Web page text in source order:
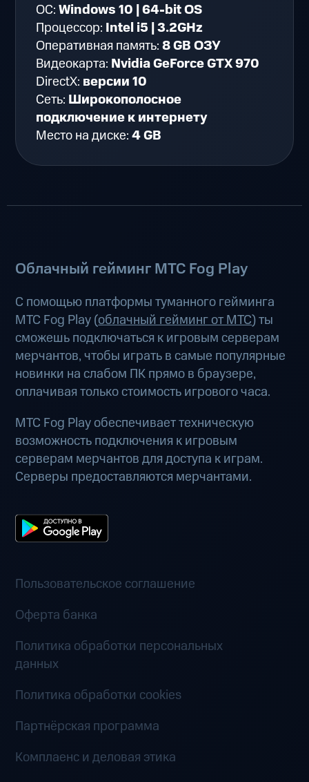
ОС:Windows 10 | 64-bit OS
Процессор: Intel i5 | 3.2GHz
Оперативная память:8 GB ОЗУ
Видеокарта: Nvidia GeForce GTX 970
DirectX: версии 10
Сеть: Широкополосное
подключение к интернету
Место на диске:4 GB
Облачный гейминг МТС Fog Play
С помощью платформы туманного гейминга
МТС Fog Play (облачный гейминг от МТС) ты
сможешь подключаться к игровым серверам
мерчантов, чтобы играть в самые популярные
новинки на слабом ПК прямо в браузере,
оплачивая только стоимость игрового часа.
МТС Fog Play обеспечивает техническую
возможность подключения к игровым
серверам мерчантов для доступа к играм.
Серверы предоставляются мерчантами.
Пользовательское соглашение
Оферта банка
Политика обработки персональных
данных
Политика обработки cookies
Партнёрская программа
Комплаенс и деловая этика